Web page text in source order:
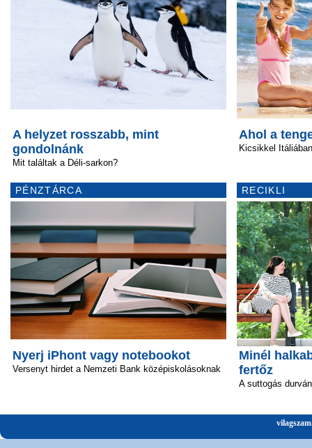
A helyzet rosszabb, mint
gondolnánk
Mit találtak a Déli-sarkon?
PÉNZTÁRCA
Nyerj iPhont vagy notebookot
Versenyt hirdet a Nemzeti Bank középiskolásoknak
Ahol a
Kicsikkel Itáliában
RECIKLI
Minél
fertőz
A suttogás